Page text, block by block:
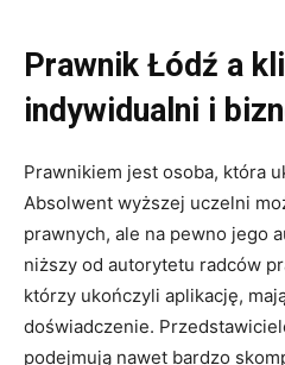
Prawnik Łódź a
indywidualni i
Prawnikiem jest osoba, która
Absolwent wyższej uczelni
prawnych, ale na pewno jego
niższy od autorytetu radców
którzy ukończyli aplikację,
doświadczenie.
podejmują nawet bardzo